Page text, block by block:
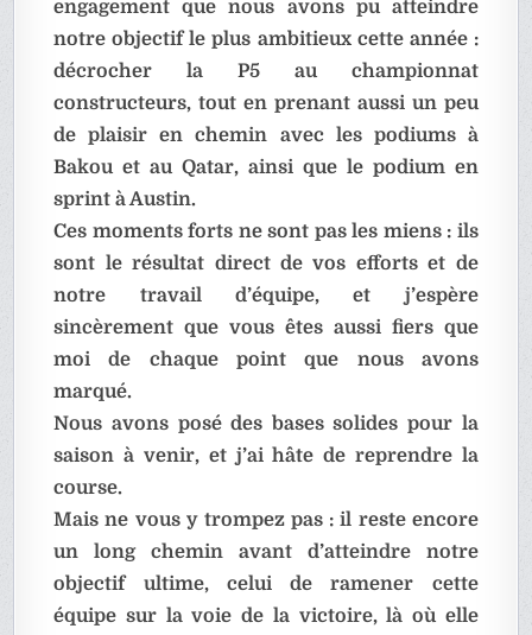
engagement que nous avons pu atteindre
notre objectif le plus ambitieux cette année :
décrocher la P5 au championnat
constructeurs, tout en prenant aussi un peu
de plaisir en chemin avec les podiums à
Bakou et au Qatar, ainsi que le podium en
sprint à Austin.
Ces moments forts ne sont pas les miens : ils
sont le résultat direct de vos efforts et de
notre travail d’équipe, et j’espère
sincèrement que vous êtes aussi fiers que
moi de chaque point que nous avons
marqué.
Nous avons posé des bases solides pour la
saison à venir, et j’ai hâte de reprendre la
course.
Mais ne vous y trompez pas : il reste encore
un long chemin avant d’atteindre notre
objectif ultime, celui de ramener cette
équipe sur la voie de la victoire, là où elle